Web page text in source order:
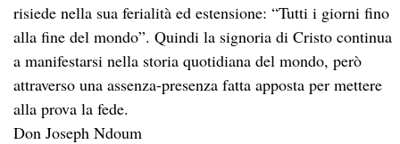
risiede nella sua ferialità ed estensione: “Tutti i giorni fino
alla fine del mondo”. Quindi la signoria di Cristo continua
a manifestarsi nella storia quotidiana del mondo, però
attraverso una assenza-presenza fatta apposta per mettere
alla prova la fede.
Don Joseph Ndoum